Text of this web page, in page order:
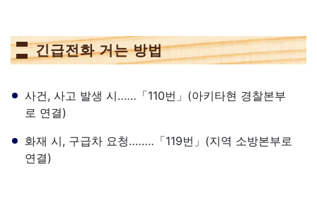
긴급전화 거는 방법
사건, 사고 발생 시‥‥‥「110번」(아키타현 경찰본부
로 연결)
화재 시, 구급차 요청‥‥‥‥「119번」(지역 소방본부로
연결)